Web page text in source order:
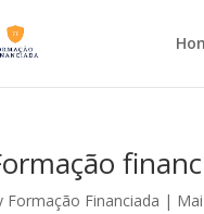
Formação Financiada |